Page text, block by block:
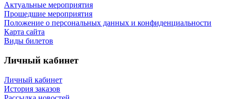
Актуальные мероприятия
Прошедшие мероприятия
Положение о персональных данных и конфиденциальности
Карта сайта
Виды билетов
Личный кабинет
Личный кабинет
История заказов